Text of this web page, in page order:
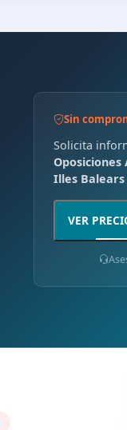
Sin
Solicita
Illes Balears
VER